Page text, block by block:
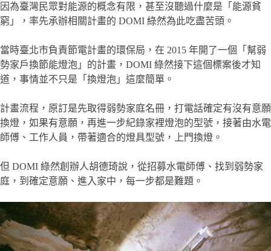
因為臺灣民眾對能源的概念有限，甚至沒聽過什麼是「能源貧
窮」，率先承辦相關計畫的 DOMI 綠然為此吃盡苦頭。
當時臺北市負責節電計畫的環保局，在 2015 年開了一個「幫弱
勢家戶換節能燈泡」的計畫，DOMI 綠然接下這個標案後才知
道，事情並不只是「換燈泡」這麼簡單。
計畫流程，原訂是先取得弱勢家庭名冊，打電話確定有沒有意願
換燈，如果有意願，再進一步紀錄家裡燈泡的型號，接著由水電
師傅、工作人員，帶著適合的燈具型號，上門換燈。
但 DOMI 綠然創辦人胡德琦說，從招募水電師傅、找到弱勢家
庭，到確定意願、進入家中，每一步都是難題。